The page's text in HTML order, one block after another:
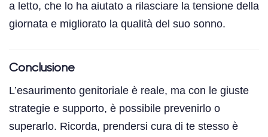
a letto, che lo ha aiutato a rilasciare la tensione della
giornata e migliorato la qualità del suo sonno.
Conclusione
L’esaurimento genitoriale è reale, ma con le giuste
strategie e supporto, è possibile prevenirlo o
superarlo. Ricorda, prendersi cura di te stesso è